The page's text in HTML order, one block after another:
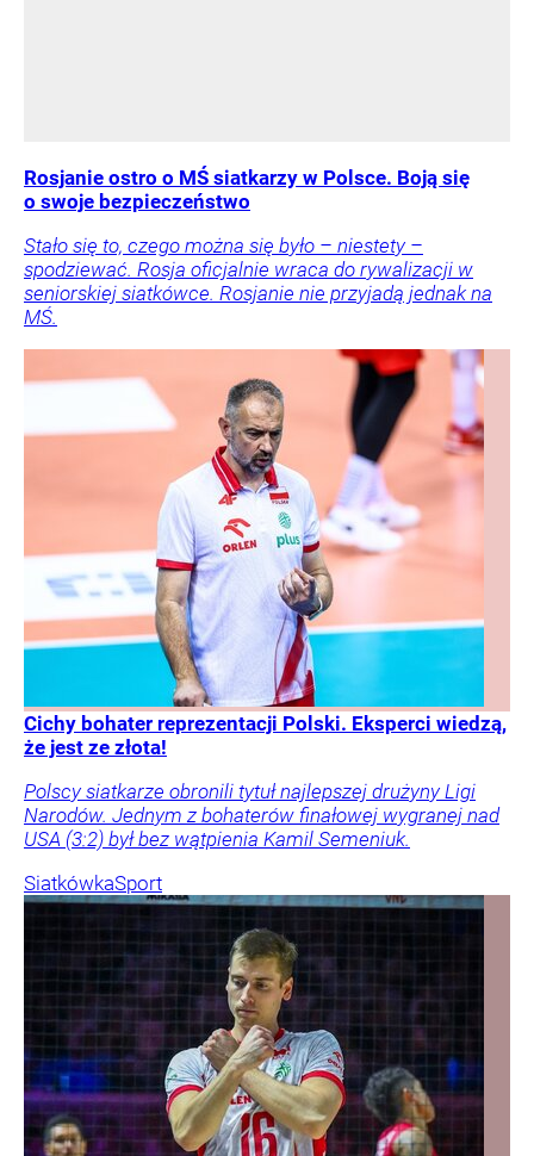
Rosjanie ostro o MŚ siatkarzy w Polsce. Boją się
o swoje bezpieczeństwo
Stało się to, czego można się było – niestety –
spodziewać. Rosja oficjalnie wraca do rywalizacji w
seniorskiej siatkówce. Rosjanie nie przyjadą jednak na
MŚ.
Cichy bohater reprezentacji Polski. Eksperci wiedzą,
że jest ze złota!
Polscy siatkarze obronili tytuł najlepszej drużyny Ligi
Narodów. Jednym z bohaterów finałowej wygranej nad
USA (3:2) był bez wątpienia Kamil Semeniuk.
SiatkówkaSport